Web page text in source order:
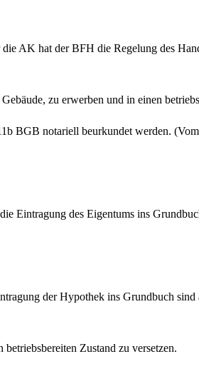
AK hat der BFH die Regelung des
zu erwerben und in einen
BGB notariell beurkundet werden.
Eintragung des Eigentums ins
der Hypothek ins Grundbuch sind
Zustand zu versetzen.